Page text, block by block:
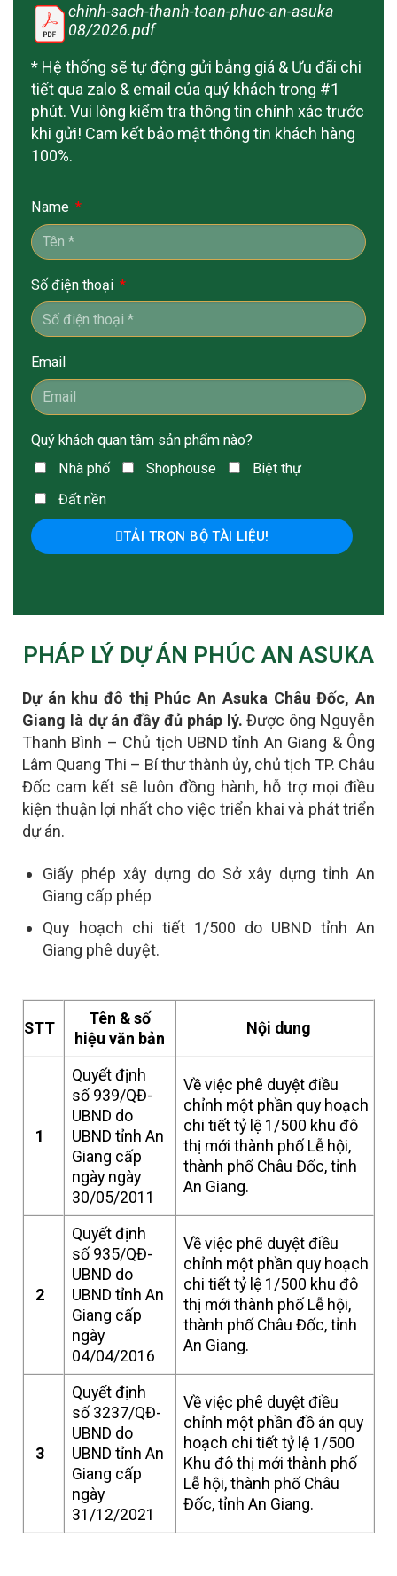
chinh-sach-thanh-toan-phuc-an-asuka
08/2026.pdf
* Hệ thống sẽ tự động gửi bảng giá & Ưu đãi chi
tiết qua zalo & email của quý khách trong #1
phút. Vui lòng kiểm tra thông tin chính xác trước
khi gửi! Cam kết bảo mật thông tin khách hàng
100%.
Name
Số điện thoại
Email
Quý khách quan tâm sản phẩm nào?
Nhà phố
Shophouse
Biệt thự
Đất nền
TẢI TRỌN BỘ TÀI LIỆU!
PHÁP LÝ DỰ ÁN PHÚC AN ASUKA
Dự án khu đô thị Phúc An Asuka Châu Đốc, An
Giang là dự án đầy đủ pháp lý.Được ông Nguyễn
Thanh Bình – Chủ tịch UBND tỉnh An Giang & Ông
Lâm Quang Thi – Bí thư thành ủy, chủ tịch TP. Châu
Đốc cam kết sẽ luôn đồng hành, hỗ trợ mọi điều
kiện thuận lợi nhất cho việc triển khai và phát triển
dự án.
Giấy phép xây dựng do Sở xây dựng tỉnh An
Giang cấp phép
Quy hoạch chi tiết 1/500 do UBND tỉnh An
Giang phê duyệt.
STT
Tên & số
hiệu văn bản
Nội dung
1
Quyết định
số 939/QĐ-
UBND do
UBND tỉnh An
Giang cấp
ngày ngày
30/05/2011
Về việc phê duyệt điều
chỉnh một phần quy hoạch
chi tiết tỷ lệ 1/500 khu đô
thị mới thành phố Lễ hội,
thành phố Châu Đốc, tỉnh
An Giang.
2
Quyết định
số 935/QĐ-
UBND do
UBND tỉnh An
Giang cấp
ngày
04/04/2016
Về việc phê duyệt điều
chỉnh một phần quy hoạch
chi tiết tỷ lệ 1/500 khu đô
thị mới thành phố Lễ hội,
thành phố Châu Đốc, tỉnh
An Giang.
3
Quyết định
số 3237/QĐ-
UBND do
UBND tỉnh An
Giang cấp
ngày
31/12/2021
Về việc phê duyệt điều
chỉnh một phần đồ án quy
hoạch chi tiết tỷ lệ 1/500
Khu đô thị mới thành phố
Lễ hội, thành phố Châu
Đốc, tỉnh An Giang.